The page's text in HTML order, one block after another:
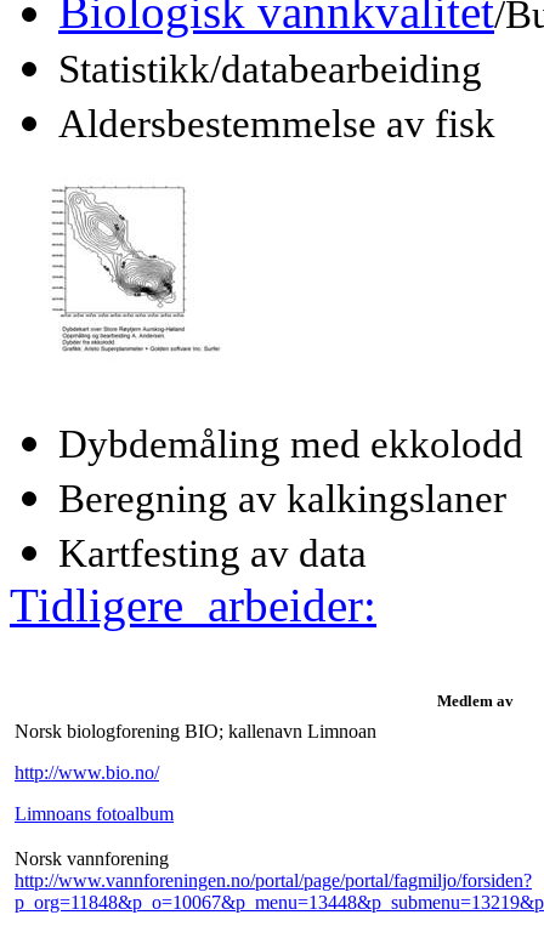
Biologisk vannkvalitet/
Statistikk/databearbeiding
Aldersbestemmelse av fisk
Dybdemåling med ekkolodd
Beregning av kalkingslaner
Kartfesting av data
Tidligere_arbeider:
Medlem av
Norsk biologforening BIO; kallenavn Limnoan
http://www.bio.no/
Limnoans fotoalbum
Norsk vannforening
http://www.vannforeningen.no/portal/page/portal/fagmiljo/forsiden?